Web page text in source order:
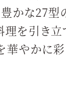
かな27型
理を引き立
華やかに彩